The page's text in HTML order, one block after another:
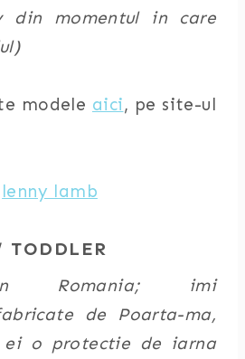
din momentul in care
modele aici, pe site-ul
TODDLER
Romania; imi
de Poarta-ma,
o protectie de iarna